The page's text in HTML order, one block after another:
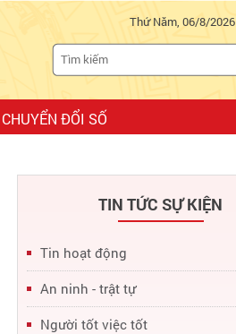
Thứ Năm, 06/8/2026
CHUYỂN ĐỔI SỐ
TIN TỨC SỰ KIỆN
Tin hoạt động
An ninh - trật tự
Người tốt việc tốt